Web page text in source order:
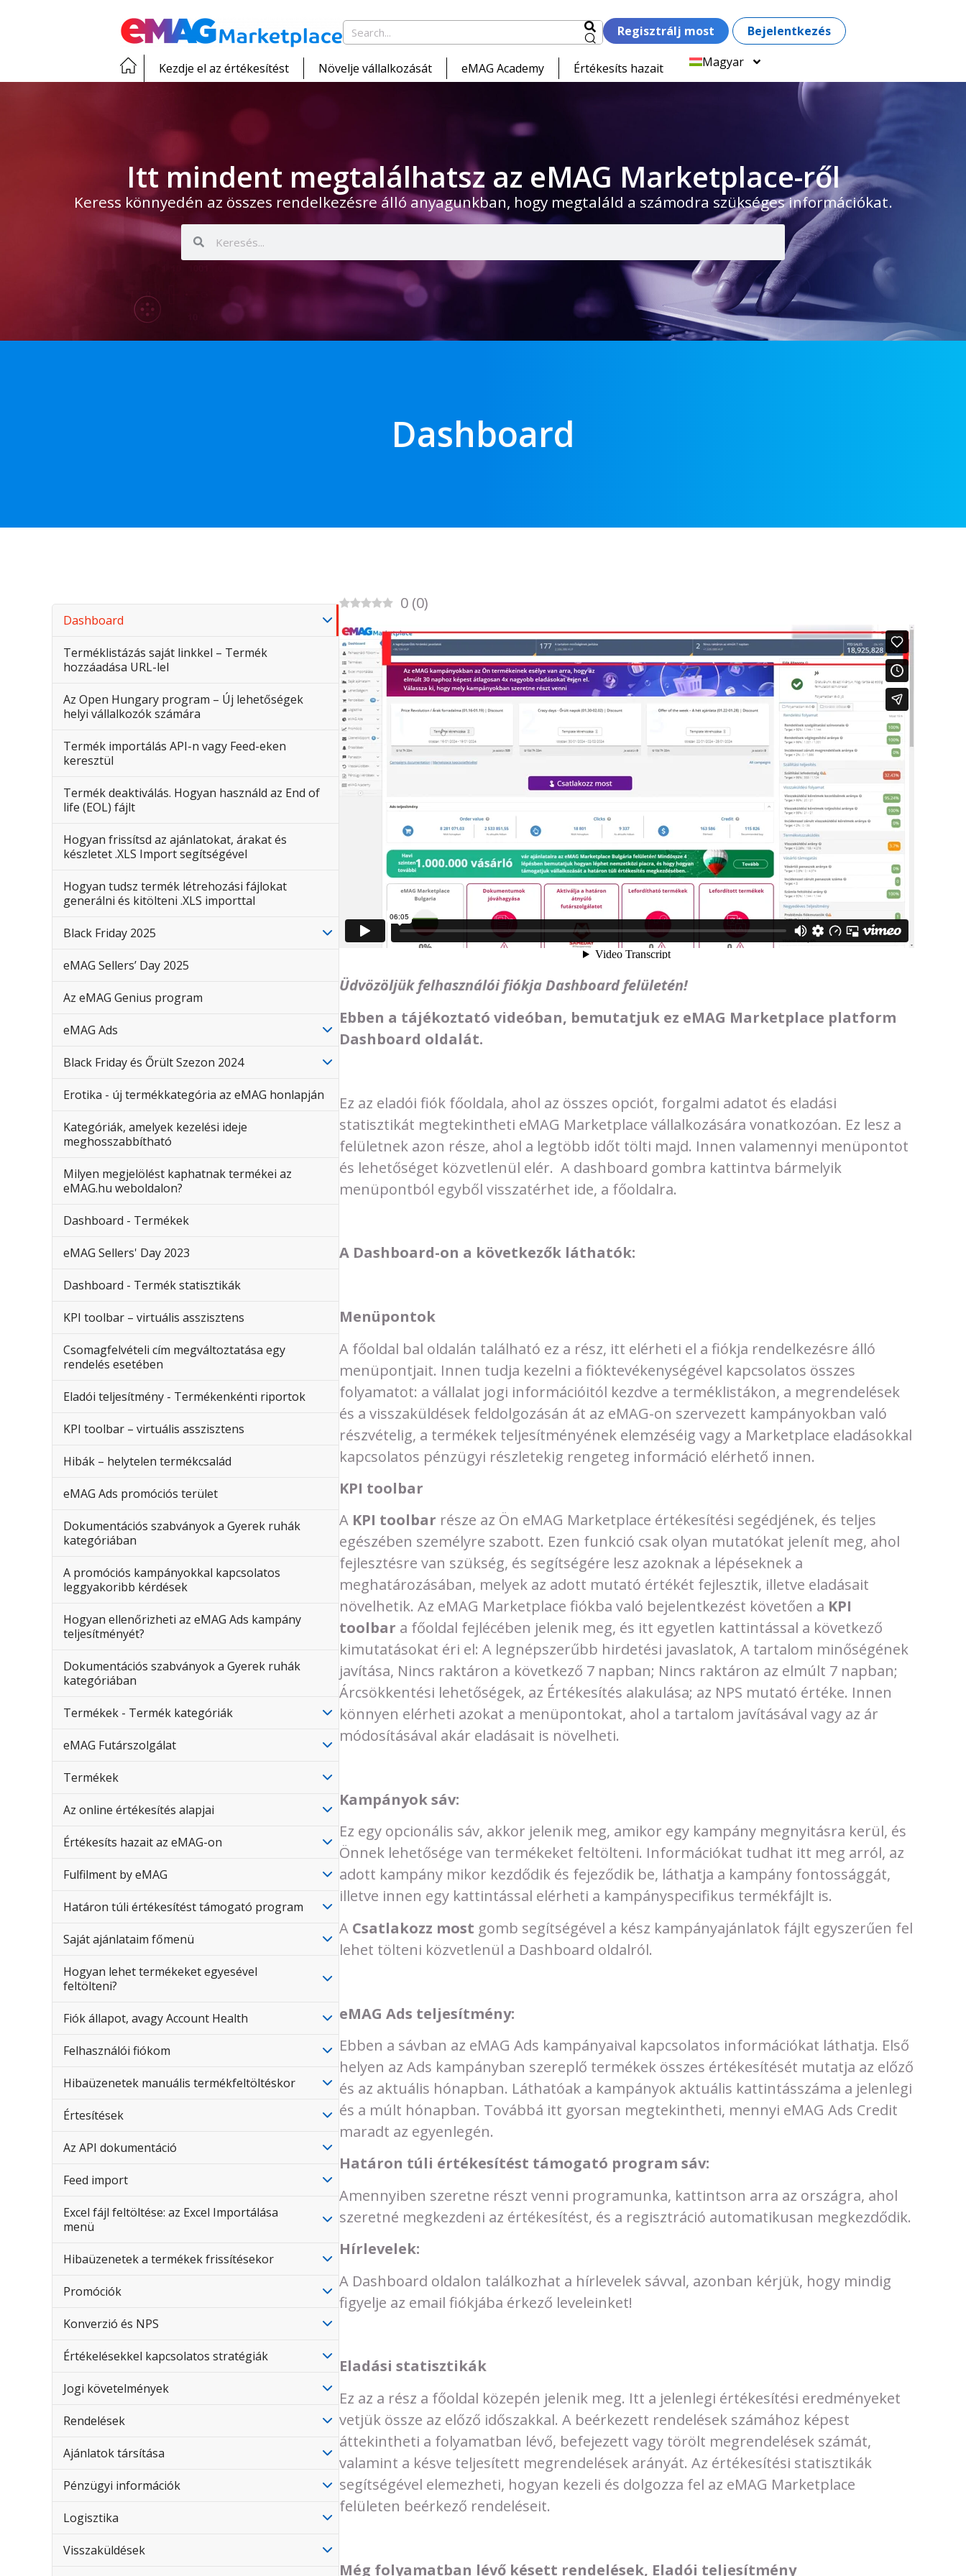
Regisztrálj most Bejelentkezés
Kezdje el az értékesítést Növelje vállalkozását eMAG Academy Értékesíts hazait Magyar
Itt mindent megtalálhatsz az eMAG Marketplace-ről
Keress könnyedén az összes rendelkezésre álló anyagunkban, hogy megtaláld a számodra szükséges információkat.
Dashboard
Dashboard
Terméklistázás saját linkkel – Termék
hozzáadása URL-lel
Az Open Hungary program – Új lehetőségek
helyi vállalkozók számára
Termék importálás API-n vagy Feed-eken
keresztül
Termék deaktiválás. Hogyan használd az End of
life (EOL) fájlt
Hogyan frissítsd az ajánlatokat, árakat és
készletet .XLS Import segítségével
Hogyan tudsz termék létrehozási fájlokat
generálni és kitölteni .XLS importtal
Black Friday 2025
eMAG Sellers’ Day 2025
Az eMAG Genius program
eMAG Ads
Black Friday és Őrült Szezon 2024
Erotika - új termékkategória az eMAG honlapján
Kategóriák, amelyek kezelési ideje
meghosszabbítható
Milyen megjelölést kaphatnak termékei az
eMAG.hu weboldalon?
Dashboard - Termékek
eMAG Sellers' Day 2023
Dashboard - Termék statisztikák
KPI toolbar – virtuális asszisztens
Csomagfelvételi cím megváltoztatása egy
rendelés esetében
Eladói teljesítmény - Termékenkénti riportok
KPI toolbar – virtuális asszisztens
Hibák – helytelen termékcsalád
eMAG Ads promóciós terület
Dokumentációs szabványok a Gyerek ruhák
kategóriában
A promóciós kampányokkal kapcsolatos
leggyakoribb kérdések
Hogyan ellenőrizheti az eMAG Ads kampány
teljesítményét?
Dokumentációs szabványok a Gyerek ruhák
kategóriában
Termékek - Termék kategóriák
eMAG Futárszolgálat
Termékek
Az online értékesítés alapjai
Értékesíts hazait az eMAG-on
Fulfilment by eMAG
Határon túli értékesítést támogató program
Saját ajánlataim főmenü
Hogyan lehet termékeket egyesével
feltölteni?
Fiók állapot, avagy Account Health
Felhasználói fiókom
Hibaüzenetek manuális termékfeltöltéskor
Értesítések
Az API dokumentáció
Feed import
Excel fájl feltöltése: az Excel Importálása
menü
Hibaüzenetek a termékek frissítésekor
Promóciók
Konverzió és NPS
Értékelésekkel kapcsolatos stratégiák
Jogi követelmények
Rendelések
Ajánlatok társítása
Pénzügyi információk
Logisztika
Visszaküldések
0 (0)
Üdvözöljük felhasználói fiókja Dashboard felületén!
Ebben a tájékoztató videóban, bemutatjuk ez eMAG Marketplace platform
Dashboard oldalát.
Ez az eladói fiók főoldala, ahol az összes opciót, forgalmi adatot és eladási
statisztikát megtekintheti eMAG Marketplace vállalkozására vonatkozóan. Ez lesz a
felületnek azon része, ahol a legtöbb időt tölti majd. Innen valamennyi menüpontot
és lehetőséget közvetlenül elér. A dashboard gombra kattintva bármelyik
menüpontból egyből visszatérhet ide, a főoldalra.
A Dashboard-on a következők láthatók:
Menüpontok
A főoldal bal oldalán található ez a rész, itt elérheti el a fiókja rendelkezésre álló
menüpontjait. Innen tudja kezelni a fióktevékenységével kapcsolatos összes
folyamatot: a vállalat jogi információitól kezdve a terméklistákon, a megrendelések
és a visszaküldések feldolgozásán át az eMAG-on szervezett kampányokban való
részvételig, a termékek teljesítményének elemzéséig vagy a Marketplace eladásokkal
kapcsolatos pénzügyi részletekig rengeteg információ elérhető innen.
KPI toolbar
A KPI toolbar része az Ön eMAG Marketplace értékesítési segédjének, és teljes
egészében személyre szabott. Ezen funkció csak olyan mutatókat jelenít meg, ahol
fejlesztésre van szükség, és segítségére lesz azoknak a lépéseknek a
meghatározásában, melyek az adott mutató értékét fejlesztik, illetve eladásait
növelhetik. Az eMAG Marketplace fiókba való bejelentkezést követően a KPI
toolbar a főoldal fejlécében jelenik meg, és itt egyetlen kattintással a következő
kimutatásokat éri el: A legnépszerűbb hirdetési javaslatok, A tartalom minőségének
javítása, Nincs raktáron a következő 7 napban; Nincs raktáron az elmúlt 7 napban;
Árcsökkentési lehetőségek, az Értékesítés alakulása; az NPS mutató értéke. Innen
könnyen elérheti azokat a menüpontokat, ahol a tartalom javításával vagy az ár
módosításával akár eladásait is növelheti.
Kampányok sáv:
Ez egy opcionális sáv, akkor jelenik meg, amikor egy kampány megnyitásra kerül, és
Önnek lehetősége van termékeket feltölteni. Információkat tudhat itt meg arról, az
adott kampány mikor kezdődik és fejeződik be, láthatja a kampány fontossággát,
illetve innen egy kattintással elérheti a kampányspecifikus termékfájlt is.
A Csatlakozz most gomb segítségével a kész kampányajánlatok fájlt egyszerűen fel
lehet tölteni közvetlenül a Dashboard oldalról.
eMAG Ads teljesítmény:
Ebben a sávban az eMAG Ads kampányaival kapcsolatos információkat láthatja. Első
helyen az Ads kampányban szereplő termékek összes értékesítését mutatja az előző
és az aktuális hónapban. Láthatóak a kampányok aktuális kattintásszáma a jelenlegi
és a múlt hónapban. Továbbá itt gyorsan megtekintheti, mennyi eMAG Ads Credit
maradt az egyenlegén.
Határon túli értékesítést támogató program sáv:
Amennyiben szeretne részt venni programunka, kattintson arra az országra, ahol
szeretné megkezdeni az értékesítést, és a regisztráció automatikusan megkezdődik.
Hírlevelek:
A Dashboard oldalon találkozhat a hírlevelek sávval, azonban kérjük, hogy mindig
figyelje az email fiókjába érkező leveleinket!
Eladási statisztikák
Ez az a rész a főoldal közepén jelenik meg. Itt a jelenlegi értékesítési eredményeket
vetjük össze az előző időszakkal. A beérkezett rendelések számához képest
áttekintheti a folyamatban lévő, befejezett vagy törölt megrendelések számát,
valamint a késve teljesített megrendelések arányát. Az értékesítési statisztikák
segítségével elemezheti, hogyan kezeli és dolgozza fel az eMAG Marketplace
felületen beérkező rendeléseit.
Még folyamatban lévő késett rendelések, Eladói teljesítmény